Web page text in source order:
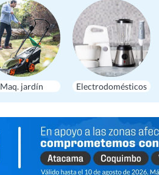
Maq. jardín Electrodomésticos